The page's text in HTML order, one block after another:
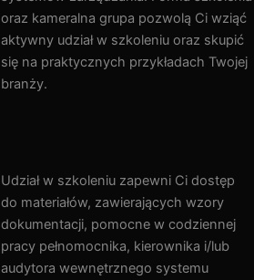
oraz kameralna grupa pozwolą Ci wziąć
aktywny udział w szkoleniu oraz skupić
się na praktycznych przykładach Twojej
branży.
Udział w szkoleniu zapewni Ci dostęp
do materiałów, zawierających wzory
dokumentacji, pomocne w codziennej
pracy pełnomocnika, kierownika i/lub
audytora wewnętrznego systemu